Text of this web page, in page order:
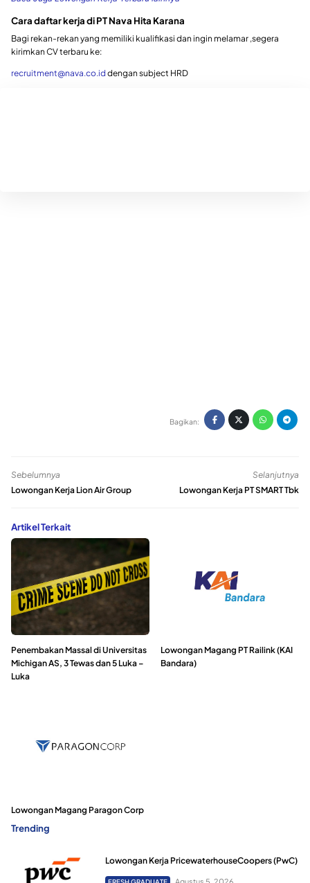
Cara daftar kerja di PT Nava Hita Karana
Bagi rekan-rekan yang memiliki kualifikasi dan ingin melamar ,segera
kirimkan CV terbaru ke:
recruitment@nava.co.id dengan subject HRD
Bagikan:
Sebelumnya
Lowongan Kerja Lion Air Group
Selanjutnya
Lowongan Kerja PT SMART Tbk
Artikel Terkait
Penembakan Massal di Universitas
Michigan AS, 3 Tewas dan 5 Luka –
Luka
Lowongan Magang PT Railink (KAI
Bandara)
Lowongan Magang Paragon Corp
Trending
Lowongan Kerja PricewaterhouseCoopers (PwC)
Agustus 5, 2026